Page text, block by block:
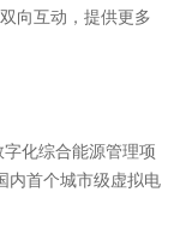
向互动，提供更多
化综合能源管理项
内首个城市级虚拟电